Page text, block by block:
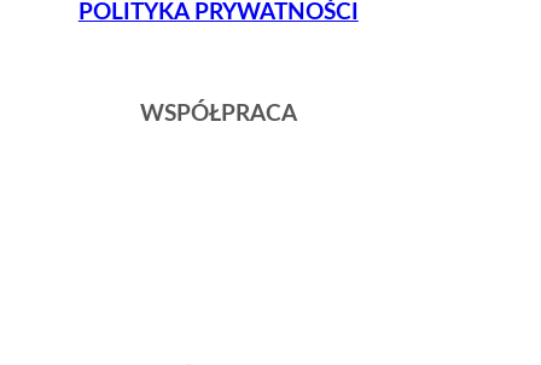
POLITYKA PRYWATNOŚCI
WSPÓŁPRACA